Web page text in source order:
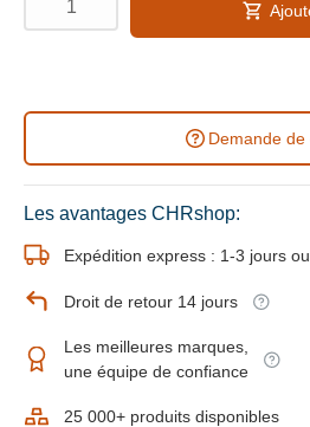
Demande de
Les avantages CHRshop:
Expédition express : 1-3 jours
Droit de retour 14 jours
Les meilleures marques,
une équipe de confiance
25 000+ produits disponibles